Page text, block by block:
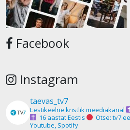
Facebook
Instagram
taevas_tv7
Eestikeelne kristlik meediakanal
16 aastat Eestis
Otse:
Youtube, Spotify